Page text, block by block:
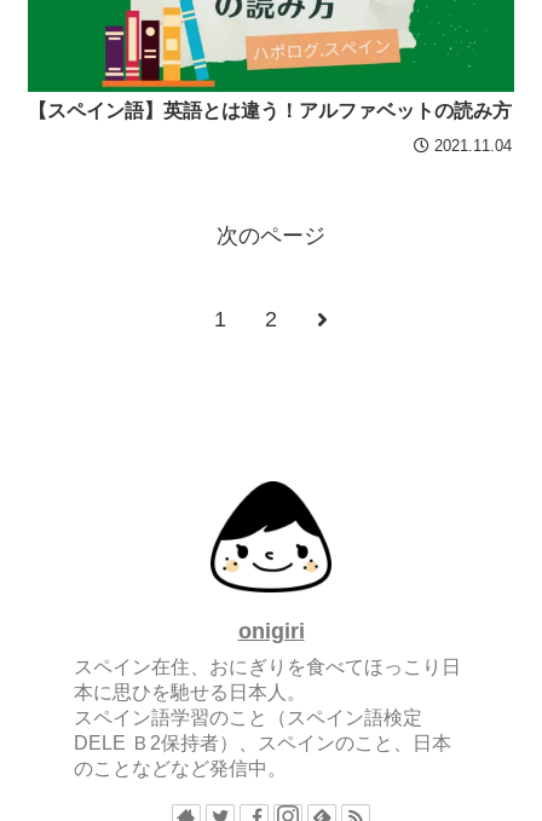
【スペイン語】英語とは違う！アルファベットの読み方
2021.11.04
次のページ
1 2
onigiri
スペイン在住、おにぎりを食べてほっこり日
本に思ひを馳せる日本人。
スペイン語学習のこと（スペイン語検定
DELE Ｂ2保持者）、スペインのこと、日本
のことなどなど発信中。